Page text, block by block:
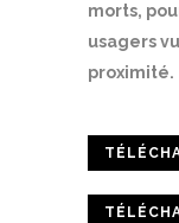
morts,
usagers
proximité.